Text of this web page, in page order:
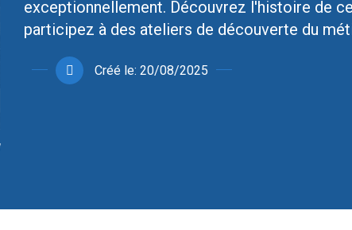
exceptionnellement. Découvrez l'histoire de
participez à des ateliers de découverte du
Créé le: 20/08/2025